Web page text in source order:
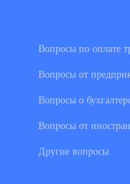
Вопросы по оплате
Вопросы от
Вопросы о
Вопросы от
Другие вопросы